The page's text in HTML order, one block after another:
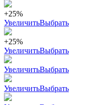
+25%
УвеличитьВыбрать
+25%
УвеличитьВыбрать
УвеличитьВыбрать
УвеличитьВыбрать